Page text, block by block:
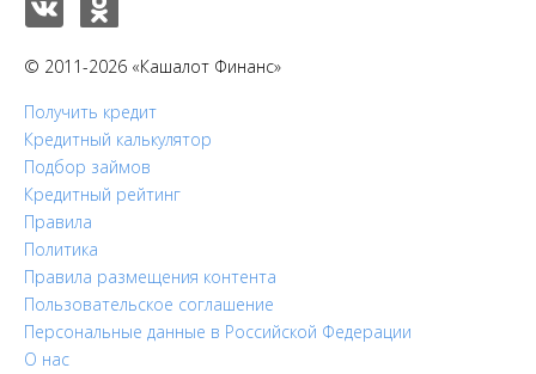
© 2011-2026 «Кашалот Финанс»
Получить кредит
Кредитный калькулятор
Подбор займов
Кредитный рейтинг
Правила
Политика
Правила размещения контента
Пользовательское соглашение
Персональные данные в Российской Федерации
О нас